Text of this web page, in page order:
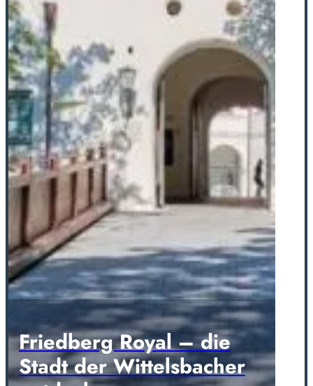
Friedberg Royal – die
Stadt der Wittelsbacher